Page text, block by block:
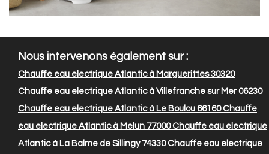
Nous intervenons également sur :
Chauffe eau electrique Atlantic à Marguerittes 30320
Chauffe eau electrique Atlantic à Villefranche sur Mer 06230
Chauffe eau electrique Atlantic à Le Boulou 66160Chauffe
eau electrique Atlantic à Melun 77000Chauffe eau electrique
Atlantic à La Balme de Sillingy 74330Chauffe eau electrique